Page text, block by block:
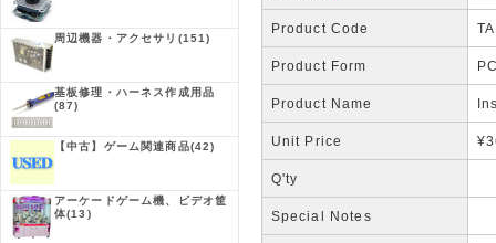
周辺機器・アクセサリ (151)
基板修理・ハーネス作成用品
(87)
【中古】ゲーム関連商品(42)
アーケードゲーム機、ビデオ筐
体(13)
Product Code
Product Form
Product Name
Unit Price
Q'ty
Special Notes